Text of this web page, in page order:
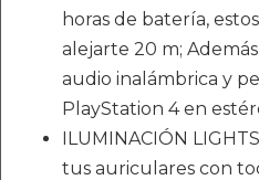
horas de batería,
alejarte 20 m;
audio inalámbrica y
PlayStation 4 en
ILUMINACIÓN
tus auriculares con